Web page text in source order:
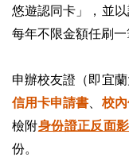
悠遊認同卡」，並
每年不限金額任刷一
申辦校友證（即宜
信用卡申請書 校
檢附身份證正反面
份。